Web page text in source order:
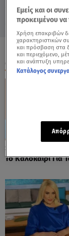
ΟΛΑ ΤΑ
Stars System: Πώς
Το Καλοκαίρι Για
Εμείς και οι
προκειμένου
Χρήση επακριβών
χαρακτηριστικών
και πρόσβαση στα
και περιεχόμενο,
και ανάπτυξη
Κατάλογος